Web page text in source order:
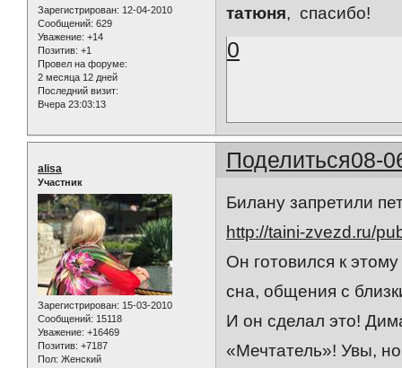
Зарегистрирован: 12-04-2010
Сообщений: 629
Уважение: +14
Позитив: +1
Провел на форуме:
2 месяца 12 дней
Последний визит:
Вчера 23:03:13
татюня, спасибо!
0
Поделиться08-
alisa
Участник
Зарегистрирован: 15-03-2010
Сообщений: 15118
Уважение: +16469
Позитив: +7187
Пол: Женский
Билану запретили
http://taini-zvezd.ru/
Он готовился к
сна, общения с
И он сделал это!
«Мечтатель»! Увы,